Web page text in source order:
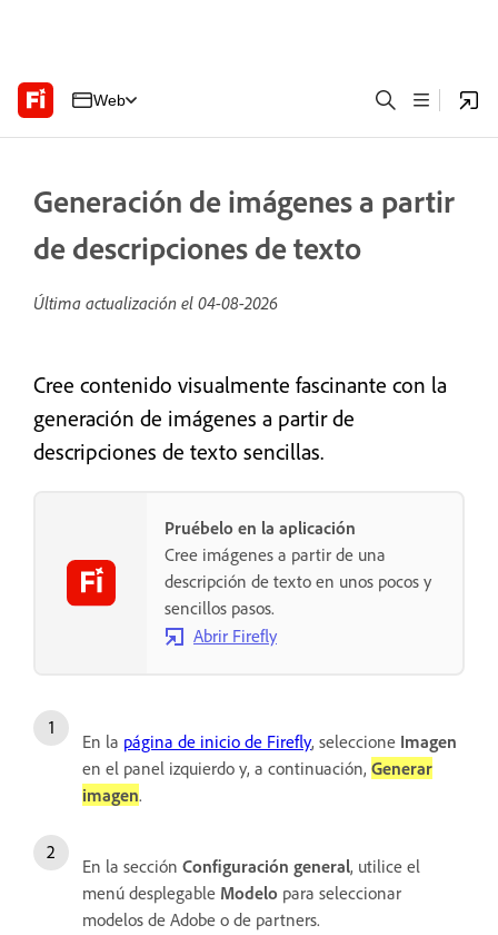
Web
Generación de imágenes a partir
de descripciones de texto
Última actualización el 04-08-2026
Cree contenido visualmente fascinante con la
generación de imágenes a partir de
descripciones de texto sencillas.
Pruébelo en la aplicación
Cree imágenes a partir de una
descripción de texto en unos pocos y
sencillos pasos.
Abrir Firefly
En la página de inicio de Firefly, seleccione Imagen
en el panel izquierdo y, a continuación, Generar
imagen.
En la sección Configuración general, utilice el
menú desplegable Modelo para seleccionar
modelos de Adobe o de partners.